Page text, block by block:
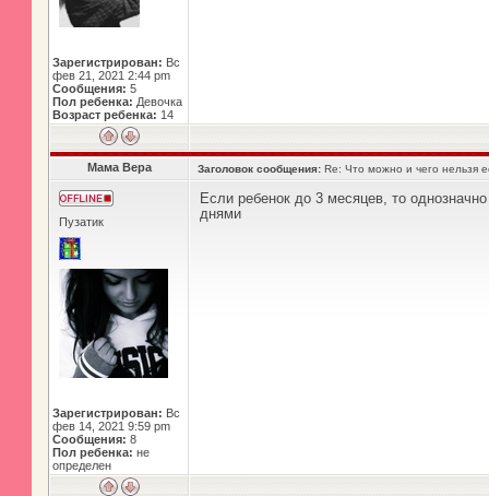
Зарегистрирован: Вс
фев 21, 2021 2:44 pm
Сообщения: 5
Пол ребенка: Девочка
Возраст ребенка: 14
Мама Вера Заголовок сообщения: Re: Что можно и чего нельзя
Пузатик
Зарегистрирован: Вс
фев 14, 2021 9:59 pm
Сообщения: 8
Пол ребенка: не
определен
Если ребенок до 3 месяцев, то
днями